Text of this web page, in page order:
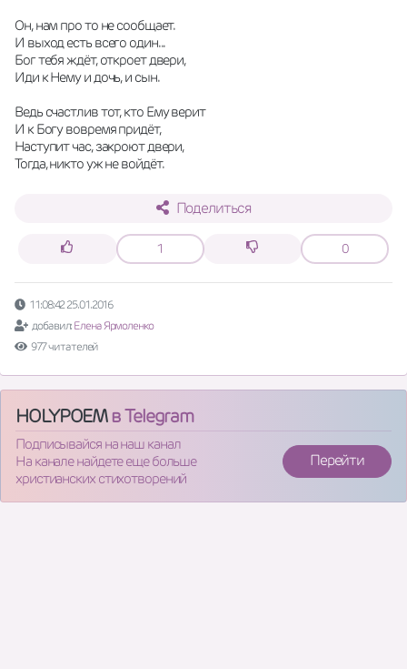
Он, нам про то не сообщает.
И выход есть всего один...
Бог тебя ждёт, откроет двери,
Иди к Нему и дочь, и сын.
Ведь счастлив тот, кто Ему верит
И к Богу вовремя придёт,
Наступит час, закроют двери,
Тогда, никто уж не войдёт.
Поделиться
1 0
11:08:42 25.01.2016
добавил: Елена Ярмоленко
977 читателей
HOLYPOEMв Telegram
Подписывайся на наш канал
На канале найдете еще больше
христианских стихотворений
Перейти